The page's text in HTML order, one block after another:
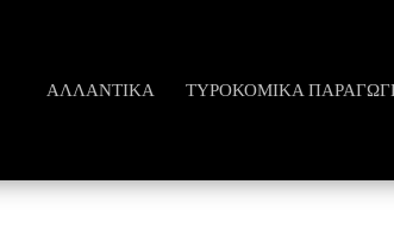
ΑΛΛΑΝΤΙΚΆ ΤΥΡΟΚΟΜΙΚΆ